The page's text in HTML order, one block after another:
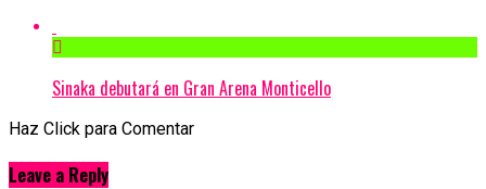
Sinaka debutará en Gran Arena Monticello
Haz Click para Comentar
Leave a Reply